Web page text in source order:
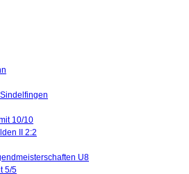
10/10
II 2:2
U8
5/5